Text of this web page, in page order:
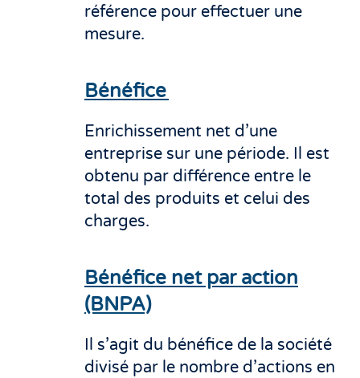
référence pour effectuer une
mesure.
Bénéfice
Enrichissement net d’une
entreprise sur une période. Il est
obtenu par différence entre le
total des produits et celui des
charges.
Bénéfice net par action
(BNPA)
Il s’agit du bénéfice de la société
divisé par le nombre d’actions en